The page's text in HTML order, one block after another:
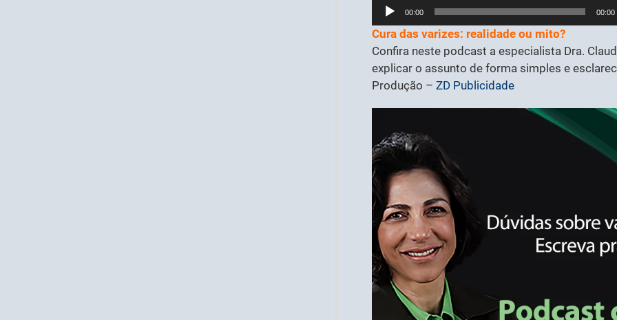
Tocador
de
áudio
00:00 00:00
Cura das varizes: realidade ou mito?
Confira neste podcast a especialista Dra.
explicar o assunto de forma simples e
Produção – ZD Publicidade